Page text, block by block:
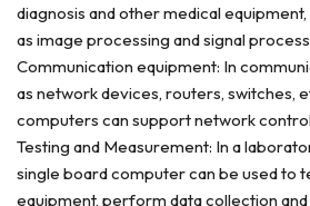
diagnosis and other medical
as image processing and signal
Communication equipment: In
as network devices, routers, switches,
computers can support network
Testing and Measurement: In a
single board computer can be used to
equipment, perform data collection and